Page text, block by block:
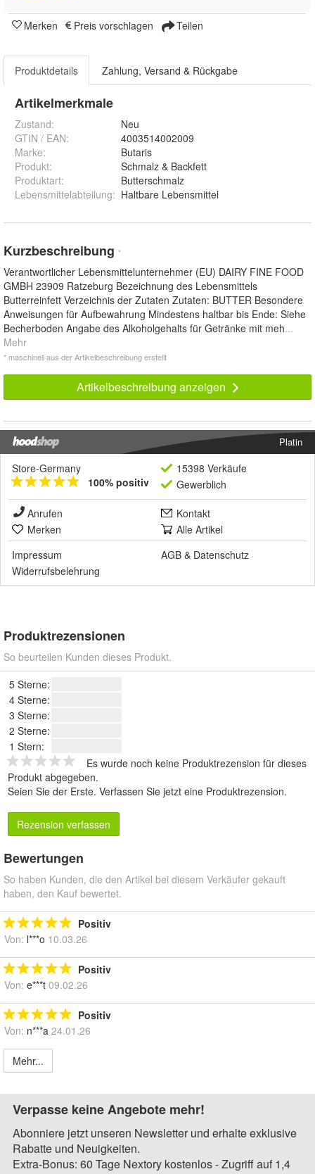
Merken Preis vorschlagen Teilen
Produktdetails Zahlung, Versand & Rückgabe
Artikelmerkmale
Zustand:
Neu
GTIN / EAN:
4003514002009
Marke:
Butaris
Produkt:
Schmalz & Backfett
Produktart:
Butterschmalz
Lebensmittelabteilung: Haltbare Lebensmittel
Kurzbeschreibung *
Verantwortlicher Lebensmittelunternehmer (EU) DAIRY FINE FOOD
GMBH 23909 Ratzeburg Bezeichnung des Lebensmittels
Butterreinfett Verzeichnis der Zutaten Zutaten: BUTTER Besondere
Anweisungen für Aufbewahrung Mindestens haltbar bis Ende: Siehe
Becherboden Angabe des Alkoholgehalts für Getränke mit meh...
Mehr
* maschinell aus der Artikelbeschreibung erstellt
Artikelbeschreibung anzeigen
Platin
Store-Germany
100% positiv
15398 Verkäufe
Gewerblich
Anrufen
Kontakt
Merken
Alle Artikel
Impressum
AGB & Datenschutz
Widerrufsbelehrung
Produktrezensionen
So beurteilen Kunden dieses Produkt.
5 Sterne:
4 Sterne:
3 Sterne:
2 Sterne:
1 Stern:
Es wurde noch keine Produktrezension für dieses
Produkt abgegeben.
Seien Sie der Erste. Verfassen Sie jetzt eine Produktrezension.
Rezension verfassen
Bewertungen
So haben Kunden, die den Artikel bei diesem Verkäufer gekauft
haben, den Kauf bewertet.
Positiv
Von: l***o 10.03.26
Positiv
Von: e***t 09.02.26
Positiv
Von: n***a 24.01.26
Mehr...
Verpasse keine Angebote mehr!
Abonniere jetzt unseren Newsletter und erhalte exklusive
Rabatte und Neuigkeiten.
Extra-Bonus: 60 Tage Nextory kostenlos - Zugriff auf 1,4